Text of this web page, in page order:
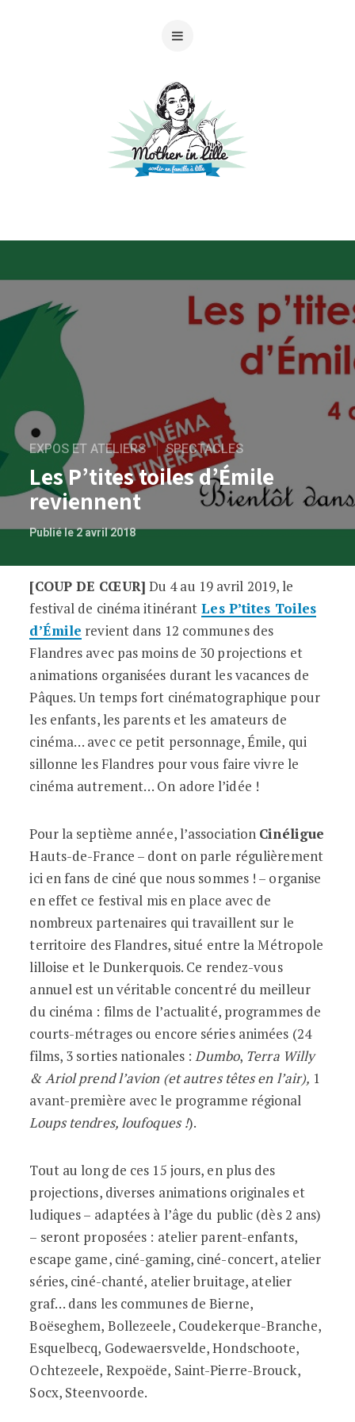
EXPOS ET ATELIERS SPECTACLES
Les P’tites toiles d’Émile
reviennent
Publié le 2 avril 2018
Les P’tites toiles d’Émile reviennent
[COUP DE CŒUR] Du 4 au 19 avril 2019, le
festival de cinéma itinérant Les P’tites Toiles
d’Émile revient dans 12 communes des
Flandres avec pas moins de 30 projections et
animations organisées durant les vacances de
Pâques. Un temps fort cinématographique pour
les enfants, les parents et les amateurs de
cinéma… avec ce petit personnage, Émile, qui
sillonne les Flandres pour vous faire vivre le
cinéma autrement… On adore l’idée !
Pour la septième année, l’association Cinéligue
Hauts-de-France – dont on parle régulièrement
ici en fans de ciné que nous sommes ! – organise
en effet ce festival mis en place avec de
nombreux partenaires qui travaillent sur le
territoire des Flandres, situé entre la Métropole
lilloise et le Dunkerquois. Ce rendez-vous
annuel est un véritable concentré du meilleur
du cinéma : films de l’actualité, programmes de
courts-métrages ou encore séries animées (24
films, 3 sorties nationales : Dumbo, Terra Willy
& Ariol prend l’avion (et autres têtes en l’air), 1
avant-première avec le programme régional
Loups tendres, loufoques !).
Tout au long de ces 15 jours, en plus des
projections, diverses animations originales et
ludiques – adaptées à l’âge du public (dès 2 ans)
– seront proposées : atelier parent-enfants,
escape game, ciné-gaming, ciné-concert, atelier
séries, ciné-chanté, atelier bruitage, atelier
graf… dans les communes de Bierne,
Boëseghem, Bollezeele, Coudekerque-Branche,
Esquelbecq, Godewaersvelde, Hondschoote,
Ochtezeele, Rexpoëde, Saint-Pierre-Brouck,
Socx, Steenvoorde.